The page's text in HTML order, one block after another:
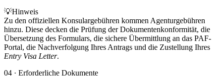
💡Hinweis
Zu den offiziellen Konsulargebühren kommen Agenturgebühren
hinzu. Diese decken die Prüfung der Dokumentenkonformität, die
Übersetzung des Formulars, die sichere Übermittlung an das PAF-
Portal, die Nachverfolgung Ihres Antrags und die Zustellung Ihres
Entry Visa Letter.
04 · Erforderliche Dokumente